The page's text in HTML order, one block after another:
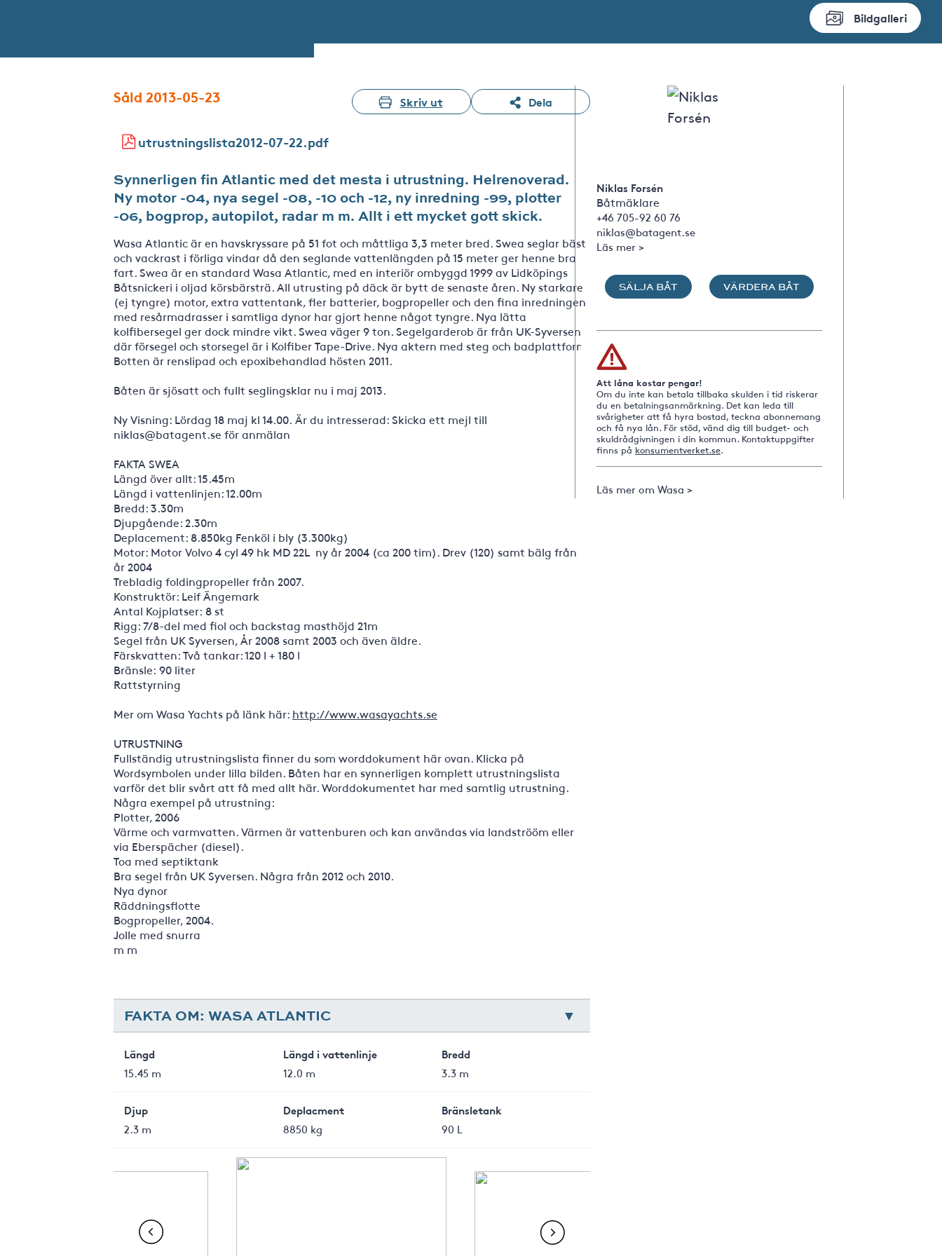
Bildgalleri
Såld 2013-05-23 Skriv ut Dela
utrustningslista2012-07-22.pdf
Synnerligen fin Atlantic med det mesta i utrustning. Helrenoverad.
Ny motor -04, nya segel -08, -10 och -12, ny inredning -99, plotter
-06, bogprop, autopilot, radar m m. Allt i ett mycket gott skick.
Wasa Atlantic är en havskryssare på 51 fot och måttliga 3,3 meter bred. Swea seglar bäst
och vackrast i förliga vindar då den seglande vattenlängden på 15 meter ger henne bra
fart. Swea är en standard Wasa Atlantic, med en interiör ombyggd 1999 av Lidköpings
Båtsnickeri i oljad körsbärsträ. All utrusting på däck är bytt de senaste åren. Ny starkare
(ej tyngre) motor, extra vattentank, fler batterier, bogpropeller och den fina inredningen
med resårmadrasser i samtliga dynor har gjort henne något tyngre. Nya lätta
kolfibersegel ger dock mindre vikt. Swea väger 9 ton. Segelgarderob är från UK-Syversen,
där försegel och storsegel är i Kolfiber Tape-Drive. Nya aktern med steg och badplattform.
Botten är renslipad och epoxibehandlad hösten 2011.
Båten är sjösatt och fullt seglingsklar nu i maj 2013.
Ny Visning: Lördag 18 maj kl 14.00. Är du intresserad: Skicka ett mejl till
niklas@batagent.se för anmälan
FAKTA SWEA
Längd över allt: 15.45m
Längd i vattenlinjen: 12.00m
Bredd: 3.30m
Djupgående: 2.30m
Deplacement: 8.850kg Fenköl i bly (3.300kg)
Motor: Motor Volvo 4 cyl 49 hk MD 22L ny år 2004 (ca 200 tim). Drev (120) samt bälg från
år 2004
Trebladig foldingpropeller från 2007.
Konstruktör: Leif Ängemark
Antal Kojplatser: 8 st
Rigg: 7/8-del med fiol och backstag masthöjd 21m
Segel från UK Syversen, År 2008 samt 2003 och även äldre.
Färskvatten: Två tankar: 120 l + 180 l
Bränsle: 90 liter
Rattstyrning
Mer om Wasa Yachts på länk här: http://www.wasayachts.se
UTRUSTNING
Fullständig utrustningslista finner du som worddokument här ovan. Klicka på
Wordsymbolen under lilla bilden. Båten har en synnerligen komplett utrustningslista
varför det blir svårt att få med allt här. Worddokumentet har med samtlig utrustning.
Några exempel på utrustning:
Plotter, 2006
Värme och varmvatten. Värmen är vattenburen och kan användas via landströöm eller
via Eberspächer (diesel).
Toa med septiktank
Bra segel från UK Syversen. Några från 2012 och 2010.
Nya dynor
Räddningsflotte
Bogpropeller, 2004.
Jolle med snurra
m m
FAKTA OM: WASA ATLANTIC
Längd
15.45 m
Längd i vattenlinje
12.0 m
Bredd
3.3 m
Djup
2.3 m
Deplacment
8850 kg
Bränsletank
90 L
Niklas Forsén
Båtmäklare
+46 705-92 60 76
niklas@batagent.se
Läs mer >
SÄLJA BÅT VÄRDERA BÅT
Att låna kostar pengar!
Om du inte kan betala tillbaka skulden i tid riskerar
du en betalningsanmärkning. Det kan leda till
svårigheter att få hyra bostad, teckna abonnemang
och få nya lån. För stöd, vänd dig till budget- och
skuldrådgivningen i din kommun. Kontaktuppgifter
finns på konsumentverket.se.
Läs mer om Wasa >